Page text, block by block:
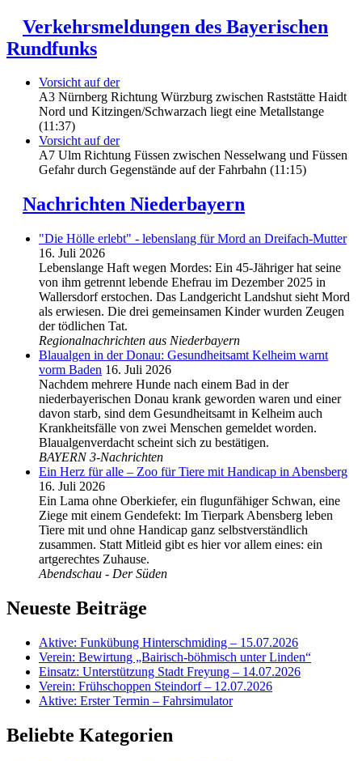
Verkehrsmeldungen des Bayerischen
Rundfunks
Vorsicht auf der
A3 Nürnberg Richtung Würzburg zwischen Raststätte Haidt
Nord und Kitzingen/Schwarzach liegt eine Metallstange
(11:37)
Vorsicht auf der
A7 Ulm Richtung Füssen zwischen Nesselwang und Füssen
Gefahr durch Gegenstände auf der Fahrbahn (11:15)
Nachrichten Niederbayern
"Die Hölle erlebt" - lebenslang für Mord an Dreifach-Mutter
16. Juli 2026
Lebenslange Haft wegen Mordes: Ein 45-Jähriger hat seine
von ihm getrennt lebende Ehefrau im Dezember 2025 in
Wallersdorf erstochen. Das Landgericht Landshut sieht Mord
als erwiesen. Die drei gemeinsamen Kinder wurden Zeugen
der tödlichen Tat.
Regionalnachrichten aus Niederbayern
Blaualgen in der Donau: Gesundheitsamt Kelheim warnt
vorm Baden 16. Juli 2026
Nachdem mehrere Hunde nach einem Bad in der
niederbayerischen Donau krank geworden waren und einer
davon starb, sind dem Gesundheitsamt in Kelheim auch
Krankheitsfälle von zwei Menschen gemeldet worden.
Blaualgenverdacht scheint sich zu bestätigen.
BAYERN 3-Nachrichten
Ein Herz für alle – Zoo für Tiere mit Handicap in Abensberg
16. Juli 2026
Ein Lama ohne Oberkiefer, ein flugunfähiger Schwan, eine
Ziege mit einem Gendefekt: Im Tierpark Abensberg leben
Tiere mit und ohne Handicap ganz selbstverständlich
zusammen. Statt Mitleid gibt es hier vor allem eines: ein
artgerechtes Zuhause.
Abendschau - Der Süden
Neueste Beiträge
Aktive: Funkübung Hinterschmiding – 15.07.2026
Verein: Bewirtung „Bairisch-böhmisch unter Linden“
Einsatz: Unterstützung Stadt Freyung – 14.07.2026
Verein: Frühschoppen Steindorf – 12.07.2026
Aktive: Erster Termin – Fahrsimulator
Beliebte Kategorien